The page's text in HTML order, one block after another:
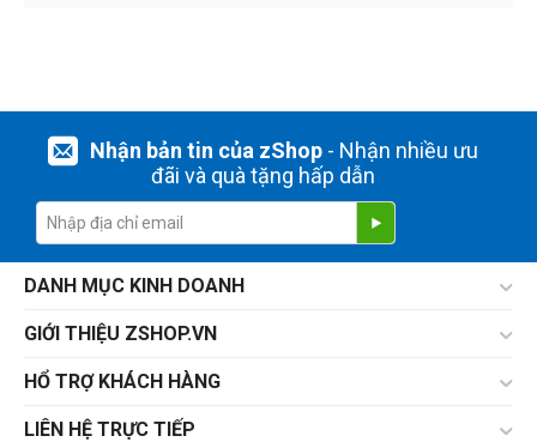
Nhận bản tin của zShop- Nhận nhiều ưu
đãi và quà tặng hấp dẫn
DANH MỤC KINH DOANH
GIỚI THIỆU ZSHOP.VN
HỔ TRỢ KHÁCH HÀNG
LIÊN HỆ TRỰC TIẾP